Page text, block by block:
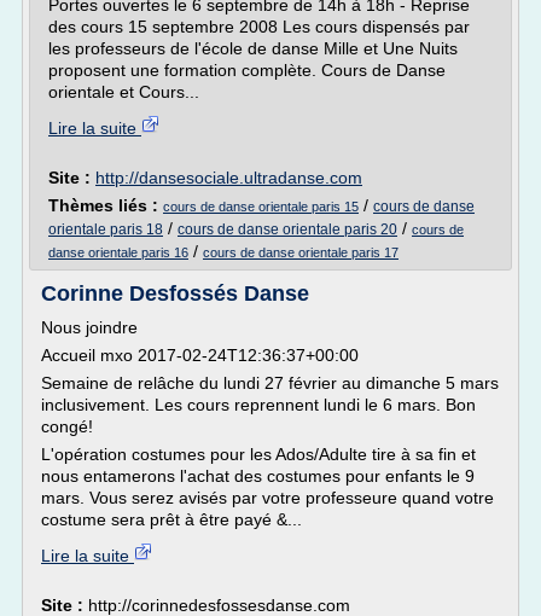
Portes ouvertes le 6 septembre de 14h à 18h - Reprise
des cours 15 septembre 2008 Les cours dispensés par
les professeurs de l'école de danse Mille et Une Nuits
proposent une formation complète. Cours de Danse
orientale et Cours...
Lire la suite
Site : http://dansesociale.ultradanse.com
Thèmes liés : cours de danse orientale paris 15 / cours de danse
orientale paris 18 / cours de danse orientale paris 20 / cours de
danse orientale paris 16 / cours de danse orientale paris 17
Corinne Desfossés Danse
Nous joindre
Accueil mxo 2017-02-24T12:36:37+00:00
Semaine de relâche du lundi 27 février au dimanche 5 mars
inclusivement. Les cours reprennent lundi le 6 mars. Bon
congé!
L'opération costumes pour les Ados/Adulte tire à sa fin et
nous entamerons l'achat des costumes pour enfants le 9
mars. Vous serez avisés par votre professeure quand votre
costume sera prêt à être payé &...
Lire la suite
Site : http://corinnedesfossesdanse.com